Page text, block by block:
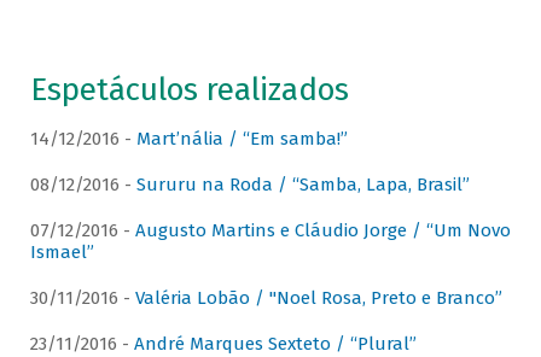
Espetáculos realizados
14/12/2016 - Mart’nália / “Em samba!”
08/12/2016 - Sururu na Roda / “Samba, Lapa, Brasil”
07/12/2016 - Augusto Martins e Cláudio Jorge / “Um Novo
Ismael”
30/11/2016 - Valéria Lobão / "Noel Rosa, Preto e Branco”
23/11/2016 - André Marques Sexteto / “Plural”